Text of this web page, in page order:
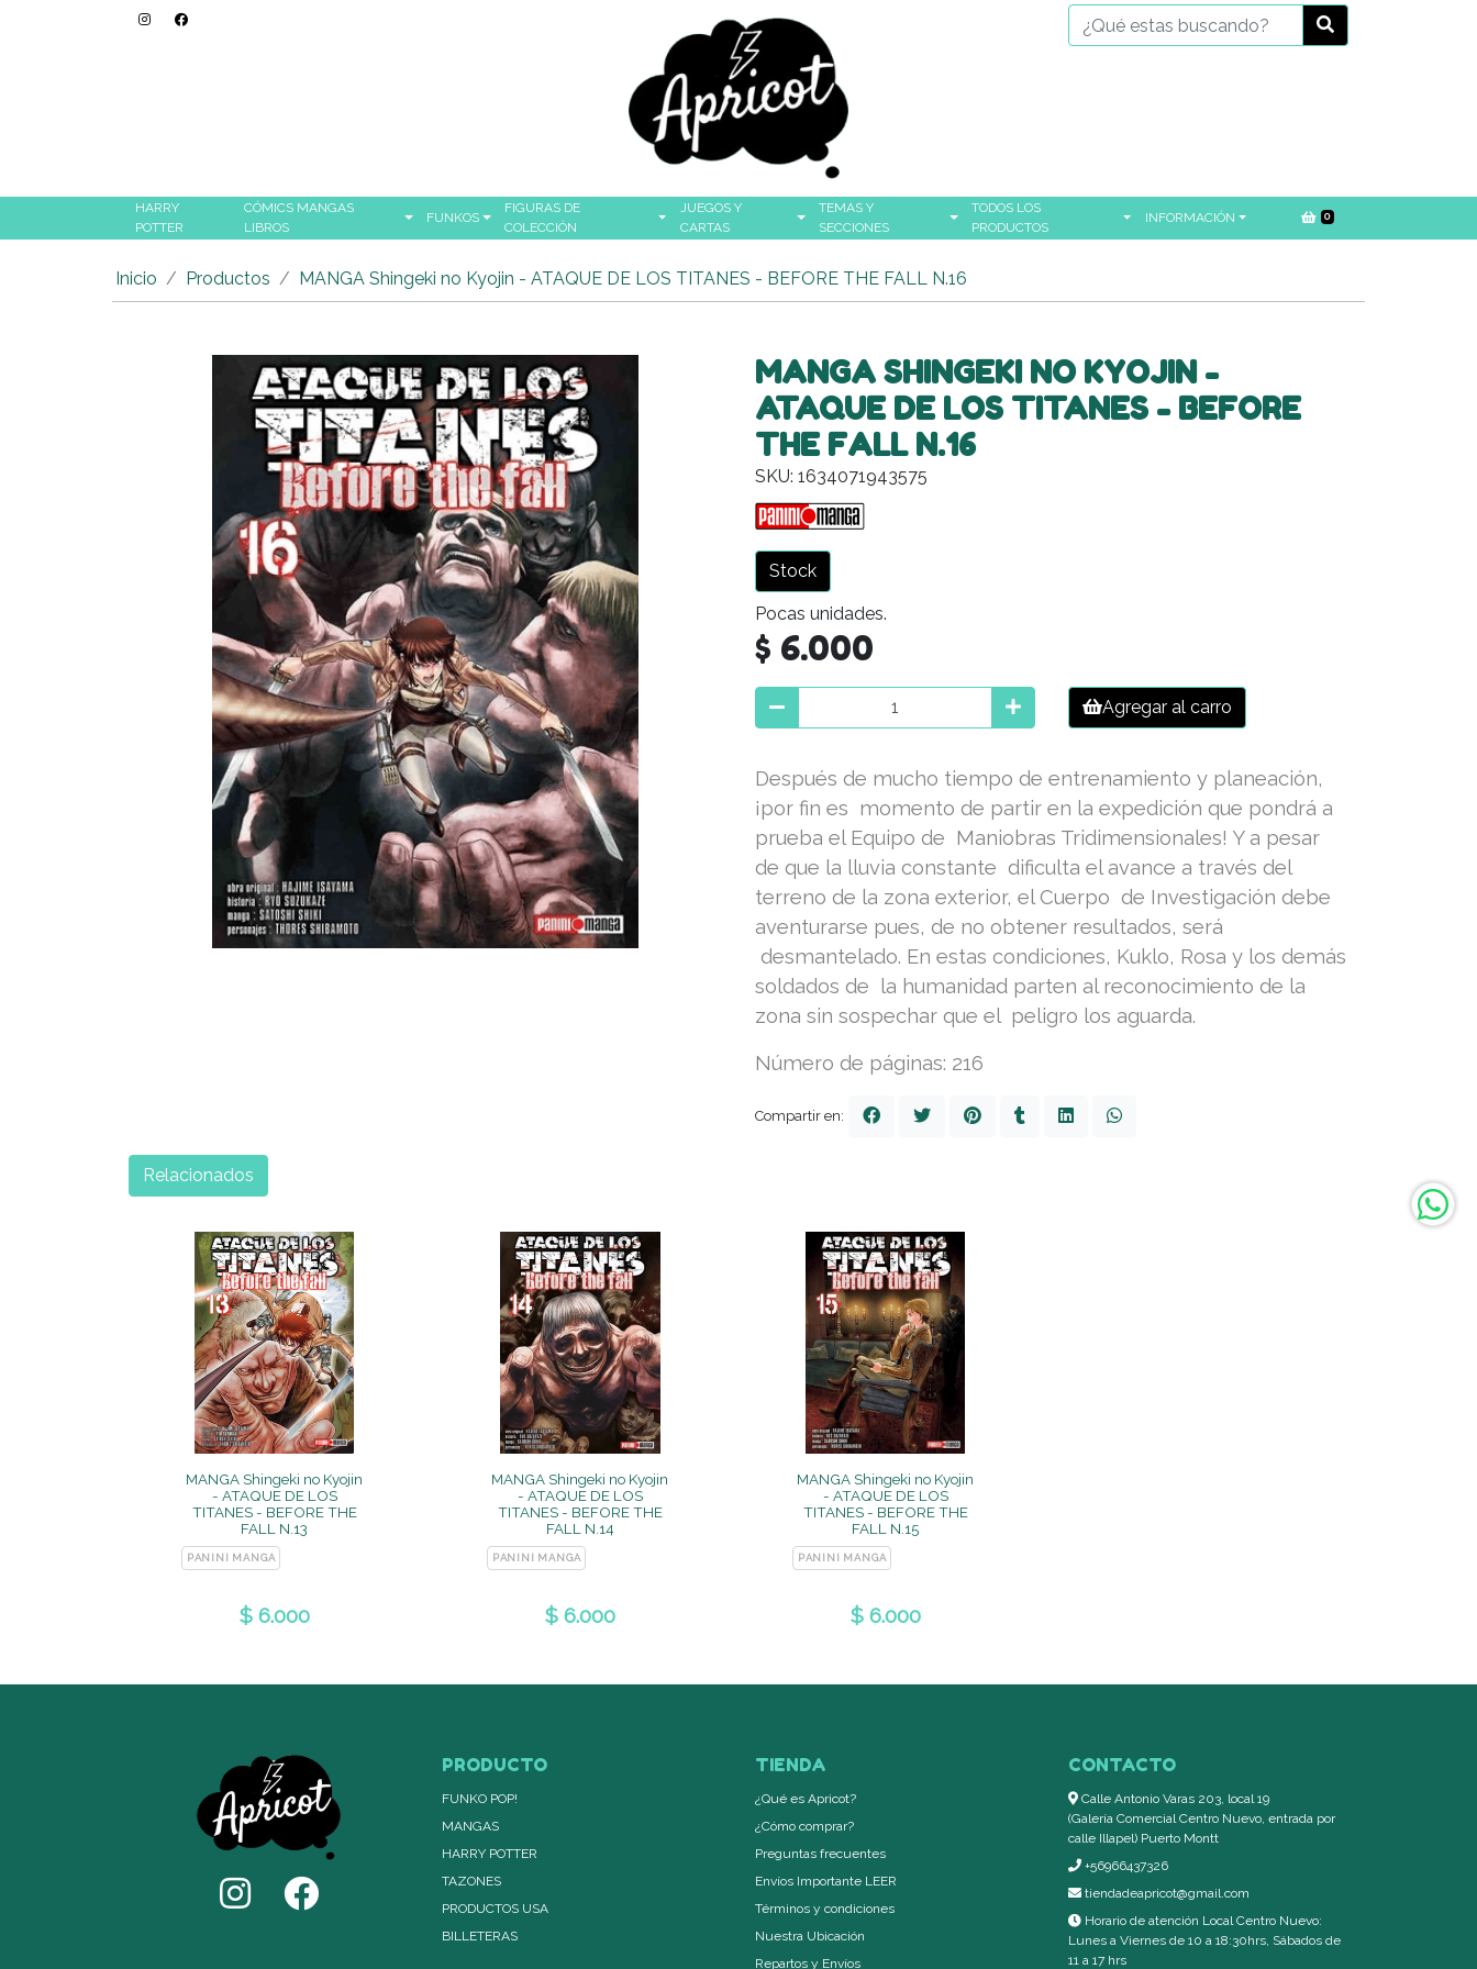
HARRY
POTTER
CÓMICS MANGAS
LIBROS
FUNKOS
FIGURAS DE
COLECCIÓN
JUEGOS Y
CARTAS
TEMAS Y
SECCIONES
TODOS LOS
PRODUCTOS
INFORMACIÓN 0
Inicio Productos MANGA Shingeki no Kyojin - ATAQUE DE LOS TITANES - BEFORE THE FALL N.16
MANGA SHINGEKI NO KYOJIN -
ATAQUE DE LOS TITANES - BEFORE
THE FALL N.16
SKU: 1634071943575
Stock
Pocas unidades.
$ 6.000
Agregar al carro
Después de mucho tiempo de entrenamiento y planeación,
¡por fin es momento de partir en la expedición que pondrá a
prueba el Equipo de Maniobras Tridimensionales! Y a pesar
de que la lluvia constante dificulta el avance a través del
terreno de la zona exterior, el Cuerpo de Investigación debe
aventurarse pues, de no obtener resultados, será
desmantelado. En estas condiciones, Kuklo, Rosa y los demás
soldados de la humanidad parten al reconocimiento de la
zona sin sospechar que el peligro los aguarda.
Número de páginas: 216
Compartir en:
MANGA Shingeki no Kyojin
- ATAQUE DE LOS
TITANES - BEFORE THE
FALL N.13
PANINI MANGA
$ 6.000
MANGA Shingeki no Kyojin
- ATAQUE DE LOS
TITANES - BEFORE THE
FALL N.14
PANINI MANGA
$ 6.000
MANGA Shingeki no Kyojin
- ATAQUE DE LOS
TITANES - BEFORE THE
FALL N.15
PANINI MANGA
$ 6.000
Relacionados
PRODUCTO
FUNKO POP!
MANGAS
HARRY POTTER
TAZONES
PRODUCTOS USA
BILLETERAS
TIENDA
¿Qué es Apricot?
¿Cómo comprar?
Preguntas frecuentes
Envíos Importante LEER
Términos y condiciones
Nuestra Ubicación
Repartos y Envíos
CONTACTO
Calle Antonio Varas 203, local 19
(Galería Comercial Centro Nuevo, entrada por
calle Illapel) Puerto Montt
+56966437326
tiendadeapricot@gmail.com
Horario de atención Local Centro Nuevo:
Lunes a Viernes de 10 a 18:30hrs, Sábados de
11 a 17 hrs